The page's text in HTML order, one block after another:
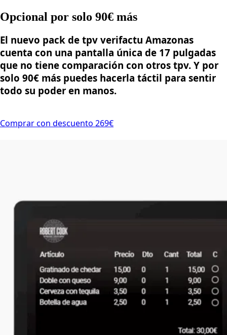
Opcional por solo 90€ más
El nuevo pack de tpv verifactu Amazonas
cuenta con una pantalla única de 17 pulgadas
que no tiene comparación con otros tpv. Y por
solo 90€ más puedes hacerla táctil para sentir
todo su poder en manos.
Comprar con descuento 269€